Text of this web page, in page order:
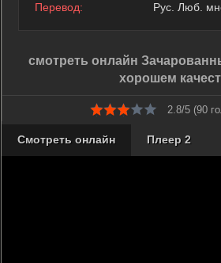
Перевод: Рус. Люб.
смотреть онлайн
хорошем
2.8/5 (90
Смотреть онлайн Плеер 2